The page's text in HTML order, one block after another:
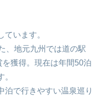
います。
、地元九州では道の駅
獲得。現在は年間50泊
泊で行きやすい温泉巡り